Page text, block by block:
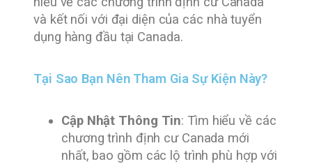
và kết nối với đại diện của các nhà tuyển
dụng hàng đầu tại Canada.
Tại Sao Bạn Nên Tham Gia Sự Kiện Này?
Cập Nhật Thông Tin: Tìm hiểu về các
chương trình định cư Canada mới
nhất, bao gồm các lộ trình phù hợp với